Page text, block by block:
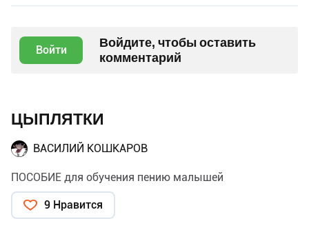
Войти
Войдите, чтобы оставить
комментарий
ЦЫПЛЯТКИ
ВАСИЛИЙ КОШКАРОВ
ПОСОБИЕ для обучения пению малышей
9 Нравится